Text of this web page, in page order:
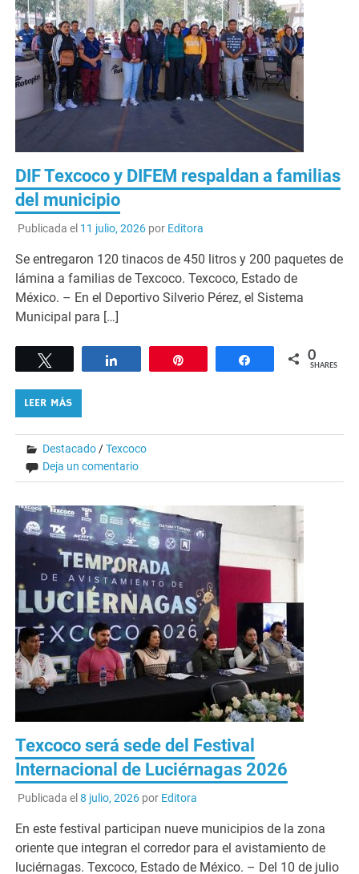
DIF Texcoco y DIFEM respaldan a familias
del municipio
Publicada el 11 julio, 2026por Editora
Se entregaron 120 tinacos de 450 litros y 200 paquetes de
lámina a familias de Texcoco. Texcoco, Estado de
México. – En el Deportivo Silverio Pérez, el Sistema
Municipal para […]
Share 0
SHARES
LEER MÁS
Destacado /Texcoco
Deja un comentario
Texcoco será sede del Festival
Internacional de Luciérnagas 2026
Publicada el8 julio, 2026por Editora
En este festival participan nueve municipios de la zona
oriente que integran el corredor para el avistamiento de
luciérnagas. Texcoco, Estado de México. – Del 10 de julio